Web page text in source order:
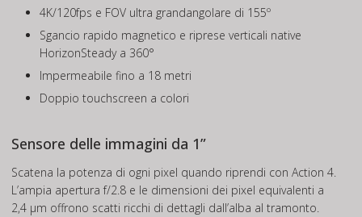
4K/120fps e FOV ultra grandangolare di 155º
Sgancio rapido magnetico e riprese verticali native
HorizonSteady a 360°
Impermeabile fino a 18 metri
Doppio touchscreen a colori
Sensore delle immagini da 1”
Scatena la potenza di ogni pixel quando riprendi con Action 4.
L’ampia apertura f/2.8 e le dimensioni dei pixel equivalenti a
2,4 μm offrono scatti ricchi di dettagli dall’alba al tramonto.